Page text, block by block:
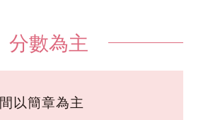
分數為主
以簡章為主